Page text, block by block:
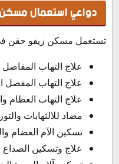
دواعي استعمال
تستعمل مسكن زيفو حقن في
علاج التهاب
علاج التهاب المفصل
علاج التهاب العظام
مضاد للالتهابات
تسكين الآم العضام
علاج وتسكين الصداع